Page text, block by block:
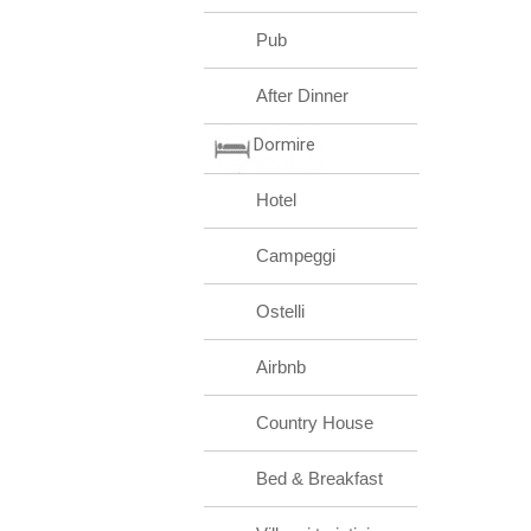
Pub
After Dinner
Dormire
Hotel
Campeggi
Ostelli
Airbnb
Country House
Bed & Breakfast